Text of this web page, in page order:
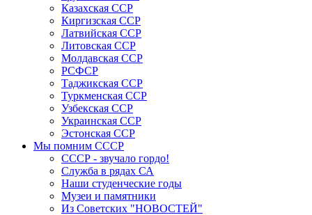
Казахская ССР
Киргизская ССР
Латвийская ССР
Литовская ССР
Молдавская ССР
РСФСР
Таджикская ССР
Туркменская ССР
Узбекская ССР
Украинская ССР
Эстонская ССР
Мы помним СССР
СССР - звучало гордо!
Служба в рядах СА
Наши студенческие годы
Музеи и памятники
Из Советских "НОВОСТЕЙ"